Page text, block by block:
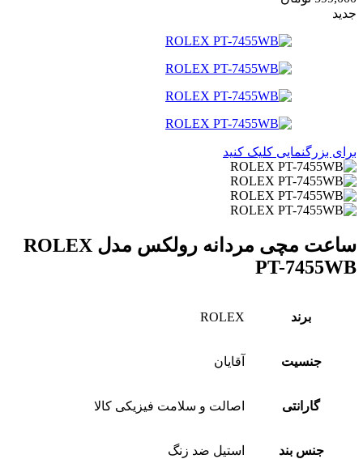
جدید
برای بزرگنمایی کلیک کنید
ساعت مچی مردانه رولکس مدل ROLEX
PT-7455WB
برند ROLEX
جنسیت آقایان
گارانتی اصالت و سلامت فیزیکی کالا
جنس بند استیل ضد زنگ